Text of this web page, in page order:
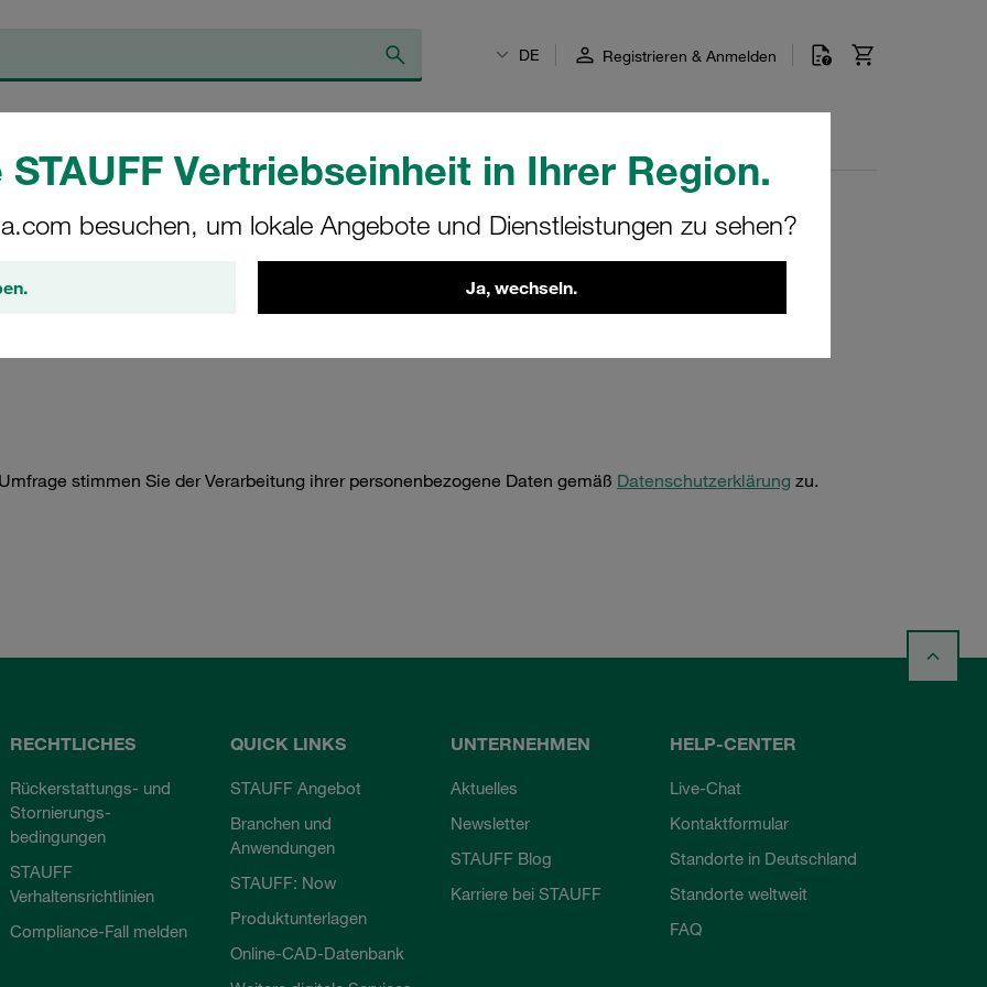
Vertriebseinheit in Ihrer Region.
besuchen, um lokale Angebote und Dienstleistungen zu sehen?
Ja, wechseln.
DE Registrieren & Anmelden
stimmen Sie der Verarbeitung ihrer personenbezogene Daten gemäß Datenschutzerklärung zu.
RECHTLICHES
Rückerstattungs- und
Stornierungs-
bedingungen
STAUFF
Verhaltensrichtlinien
Compliance-Fall melden
QUICK LINKS
STAUFF Angebot
Branchen und
Anwendungen
STAUFF: Now
Produktunterlagen
Online-CAD-Datenbank
UNTERNEHMEN
Aktuelles
Newsletter
STAUFF Blog
Karriere bei STAUFF
HELP-CENTER
Live-Chat
Kontaktformular
Standorte in Deutschland
Standorte weltweit
FAQ